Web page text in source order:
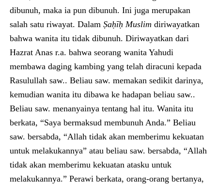
dibunuh, maka ia pun dibunuh. Ini juga merupakan
salah satu riwayat. Dalam Ṣaḥīḥ Muslim diriwayatkan
bahwa wanita itu tidak dibunuh. Diriwayatkan dari
Hazrat Anas r.a. bahwa seorang wanita Yahudi
membawa daging kambing yang telah diracuni kepada
Rasulullah saw.. Beliau saw. memakan sedikit darinya,
kemudian wanita itu dibawa ke hadapan beliau saw..
Beliau saw. menanyainya tentang hal itu. Wanita itu
berkata, “Saya bermaksud membunuh Anda.” Beliau
saw. bersabda, “Allah tidak akan memberimu kekuatan
untuk melakukannya” atau beliau saw. bersabda, “Allah
tidak akan memberimu kekuatan atasku untuk
melakukannya.” Perawi berkata, orang-orang bertanya,